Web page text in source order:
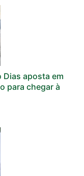
Dias aposta em
para chegar à